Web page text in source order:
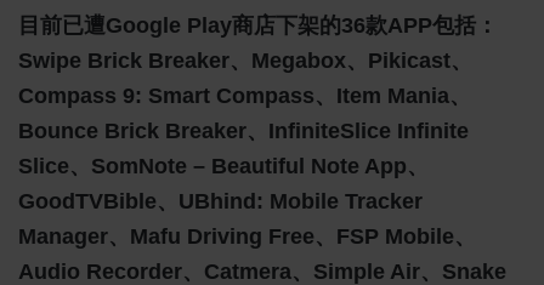
目前已遭Google Play商店下架的36款APP包括：
Swipe Brick Breaker、Megabox、Pikicast、
Compass 9: Smart Compass、Item Mania、
Bounce Brick Breaker、InfiniteSlice Infinite
Slice、SomNote – Beautiful Note App、
GoodTVBible、UBhind: Mobile Tracker
Manager、Mafu Driving Free、FSP Mobile、
Audio Recorder、Catmera、Simple Air、Snake